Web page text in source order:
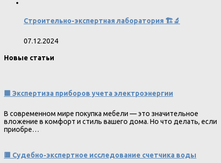
Строительно-экспертная лаборатория 🏗️🔬
07.12.2024
Новые статьи
🟩 Экспертиза приборов учета электроэнергии
В современном мире покупка мебели — это значительное
вложение в комфорт и стиль вашего дома. Но что делать, если
приобре…
🟥 Судебно-экспертное исследование счетчика воды